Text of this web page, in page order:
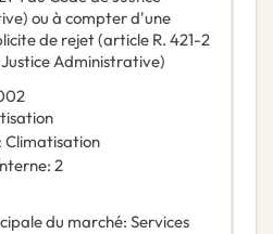
ou à compter d'une
de rejet (article R. 421-2
Administrative)
: Climatisation
: 2
du marché: Services